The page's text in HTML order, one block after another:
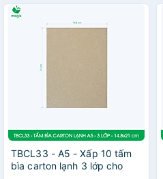
TBCL33 - A5 - Xấp 10 tấm
bìa carton lạnh 3 lớp cho